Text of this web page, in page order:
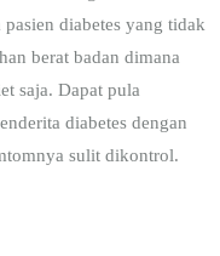
diabetes yang tidak
berat badan dimana
saja. Dapat pula
diabetes dengan
sulit dikontrol.